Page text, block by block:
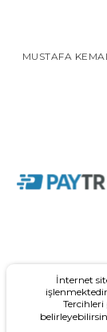
MUSTAFA
İnternet